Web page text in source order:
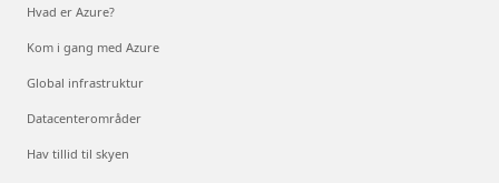
Hvad er Azure?
Kom i gang med Azure
Global infrastruktur
Datacenterområder
Hav tillid til skyen